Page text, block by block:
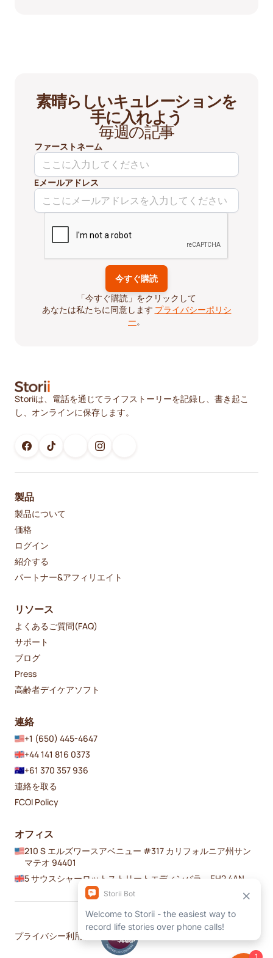
素晴らしいキュレーションを
手に入れよう
毎週の記事
ファーストネーム
Eメールアドレス
「今すぐ購読」をクリックして
あなたは私たちに同意します プライバシーポリシ
ー。
Storiiは、電話を通じてライフストーリーを記録し、書き起こ
し、オンラインに保存します。
製品
製品について
価格
ログイン
紹介する
パートナー&アフィリエイト
リソース
よくあるご質問(FAQ)
サポート
ブログ
Press
高齢者デイケアソフト
連絡
+1 (650) 445-4647
+44 141 816 0373
+61 370 357 936
連絡を取る
FCOI Policy
オフィス
210 S エルズワースアベニュー #317 カリフォルニア州サン
マテオ 94401
5 サウスシャーロットストリートエディンバラ、EH2 4AN
プライバシー利用規約